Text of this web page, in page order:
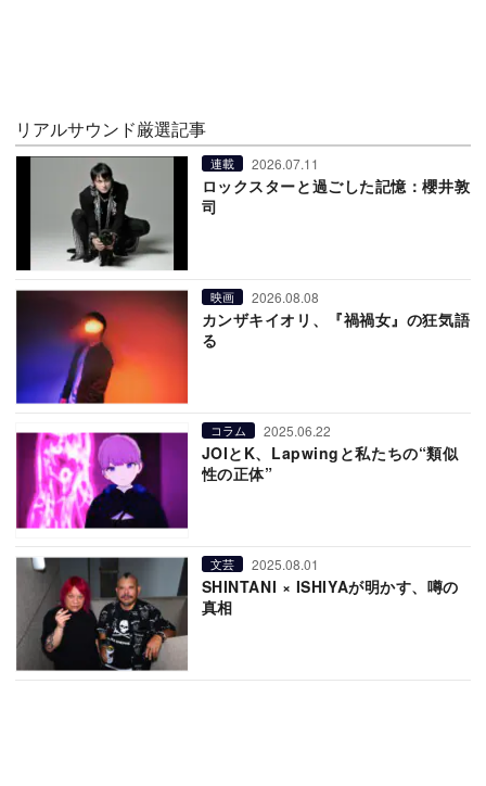
リアルサウンド厳選記事
連載 2026.07.11
ロックスターと過ごした記憶：櫻井敦
司
映画 2026.08.08
カンザキイオリ、『禍禍女』の狂気語
る
コラム 2025.06.22
JOIとK、Lapwingと私たちの“類似
性の正体”
文芸 2025.08.01
SHINTANI × ISHIYAが明かす、噂の
真相